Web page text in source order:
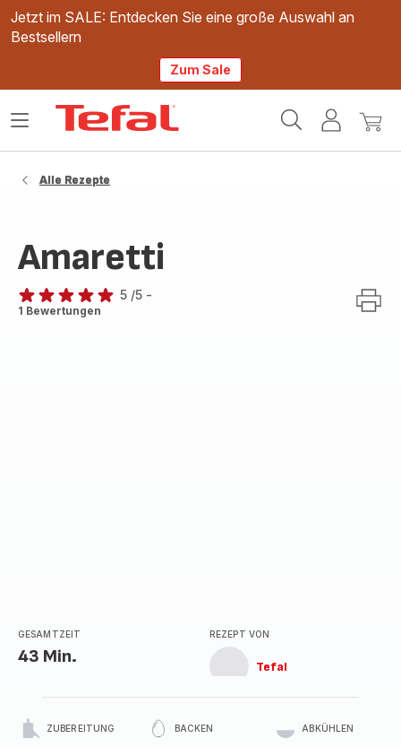
Jetzt im SALE: Entdecken Sie eine große Auswahl an
Bestsellern
Zum Sale
Mein
Mein
Das
Alle Rezepte
Amaretti
Bewertung
5 /5 -
1 Bewertungen
GESAMTZEIT
43 Min.
REZEPT VON
Tefal
ZUBEREITUNG BACKEN ABKÜHLEN